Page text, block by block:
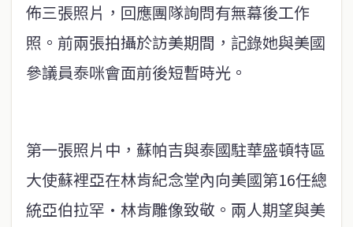
佈三張照片，回應團隊詢問有無幕後工作
照。前兩張拍攝於訪美期間，記錄她與美國
參議員泰咪會面前後短暫時光。
第一張照片中，蘇帕吉與泰國駐華盛頓特區
大使蘇裡亞在林肯紀念堂內向美國第16任總
統亞伯拉罕·林肯雕像致敬。兩人期望與美